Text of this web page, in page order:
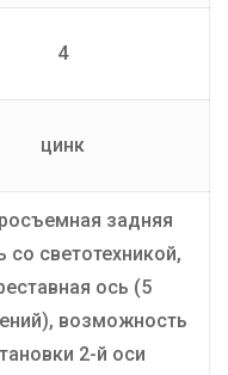
4
цинк
задняя
со светотехникой,
ось (5
возможность
2-й оси